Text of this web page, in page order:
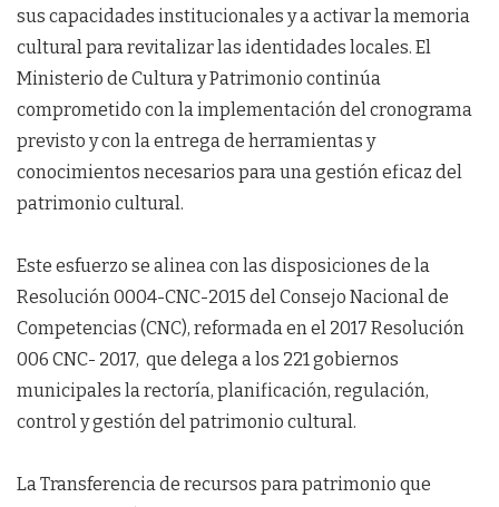
sus capacidades institucionales y a activar la memoria
cultural para revitalizar las identidades locales. El
Ministerio de Cultura y Patrimonio continúa
comprometido con la implementación del cronograma
previsto y con la entrega de herramientas y
conocimientos necesarios para una gestión eficaz del
patrimonio cultural.
Este esfuerzo se alinea con las disposiciones de la
Resolución 0004-CNC-2015 del Consejo Nacional de
Competencias (CNC), reformada en el 2017 Resolución
006 CNC- 2017, que delega a los 221 gobiernos
municipales la rectoría, planificación, regulación,
control y gestión del patrimonio cultural.
La Transferencia de recursos para patrimonio que